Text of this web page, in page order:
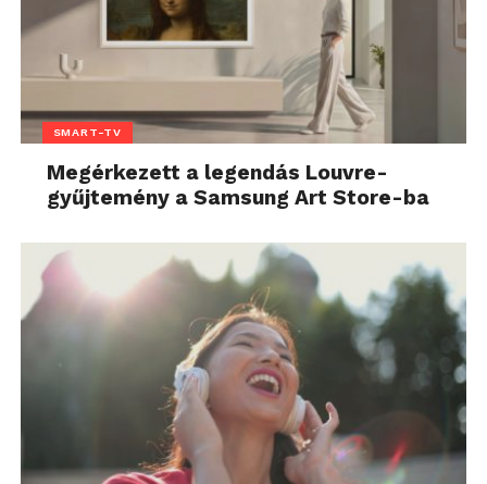
SMART-TV
Megérkezett a legendás Louvre-
gyűjtemény a Samsung Art Store-ba